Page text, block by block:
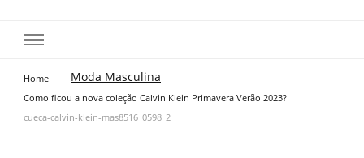
Home Moda Masculina
Como ficou a nova coleção Calvin Klein Primavera Verão 2023?
cueca-calvin-klein-mas8516_0598_2